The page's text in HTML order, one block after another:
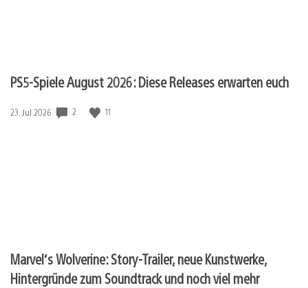
PS5-Spiele August 2026: Diese Releases erwarten euch
Veröffentlichungsdatum:
23. Jul 2026 2 11
Marvel‘s Wolverine: Story-Trailer, neue Kunstwerke,
Hintergründe zum Soundtrack und noch viel mehr